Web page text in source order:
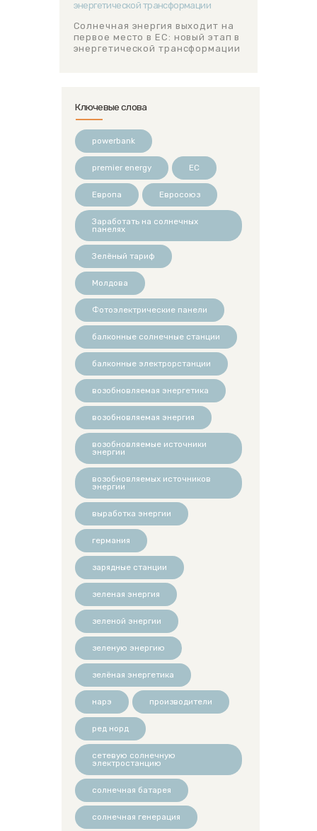
Солнечная энергия выходит на
первое место в ЕС: новый этап в
энергетической трансформации
Ключевые слова
powerbank
premier energy ЕС
Европа Евросоюз
Заработать на солнечных
панелях
Зелёный тариф
Молдова
Фотоэлектрические панели
балконные солнечные станции
балконные электрорстанции
возобновляемая энергетика
возобновляемая энергия
возобновляемые источники
энергии
возобновляемых источников
энергии
выработка энергии
германия
зарядные станции
зеленая энергия
зеленой энергии
зеленую энергию
зелёная энергетика
нарэ производители
ред норд
сетевую солнечную
электростанцию
солнечная батарея
солнечная генерация